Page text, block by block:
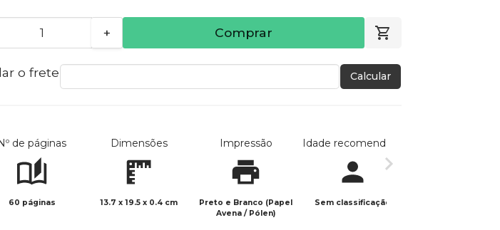
+ Comprar
o frete Calcular
de páginas
60 páginas
Dimensões
13.7 x 19.5 x 0.4 cm
Impressão
Preto e Branco (Papel
Avena / Pólen)
Idade recomendada
Sem classificação